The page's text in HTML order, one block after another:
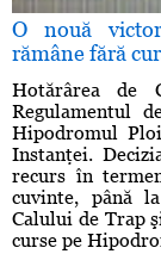
O nouă
rămâne fără
Hotărârea de
Regulamentul
Hipodromul
Instanţei.
recurs în
cuvinte, până
Calului de Trap
curse pe